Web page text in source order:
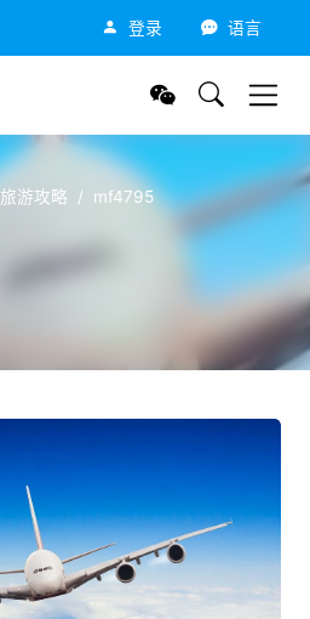
登录 语言
旅游攻略 mf4795